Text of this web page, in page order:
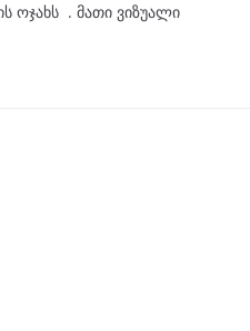
ოჯახს . მათი ვიზუალი